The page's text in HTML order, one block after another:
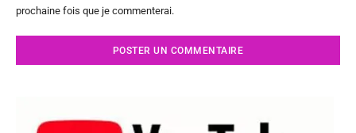
prochaine fois que je commenterai.